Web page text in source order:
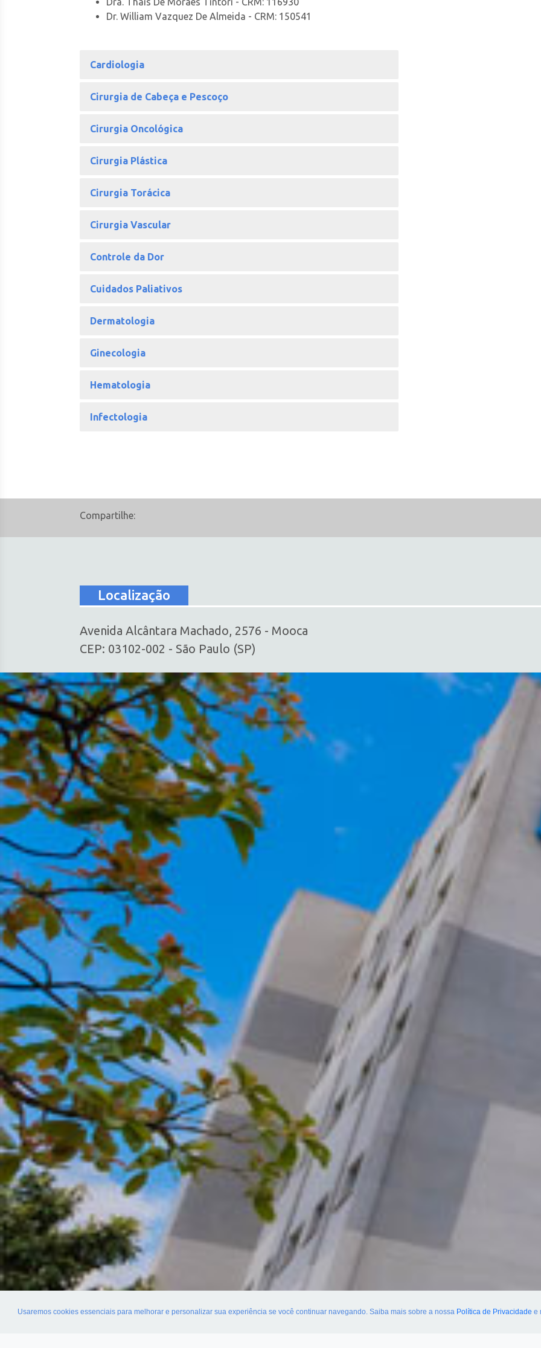
Usaremos cookies essenciais para melhorar e personalizar sua experiência se você continuar navegando. Saiba mais sobre a nossa Política de Privacidade e
Dr. William Vazquez De Almeida - CRM: 150541
Cardiologia
Cirurgia de Cabeça e Pescoço
Cirurgia Oncológica
Cirurgia Plástica
Cirurgia Torácica
Cirurgia Vascular
Controle da Dor
Cuidados Paliativos
Dermatologia
Ginecologia
Hematologia
Infectologia
Compartilhe:
Localização
Avenida Alcântara Machado, 2576 - Mooca
CEP: 03102-002 - São Paulo (SP)